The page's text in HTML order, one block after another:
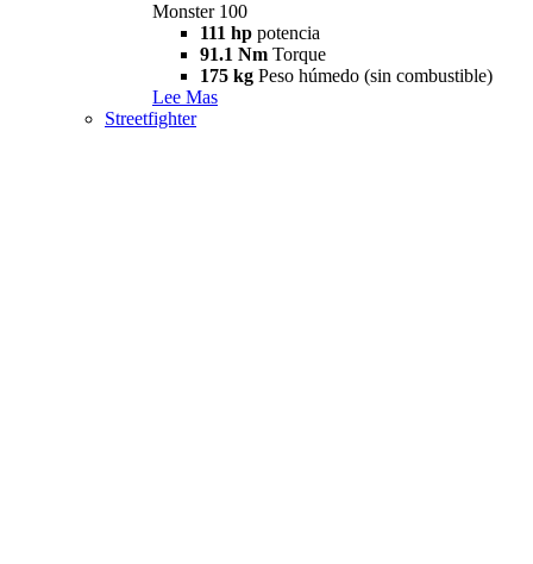
Monster 100
111 hp potencia
91.1 Nm Torque
175 kg Peso húmedo (sin combustible)
Lee Mas
Streetfighter